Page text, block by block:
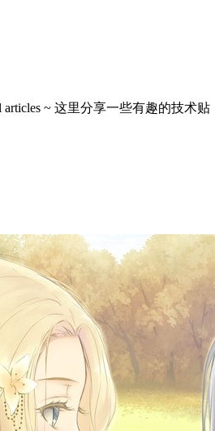
articles ~ 这里分享一些有趣的技